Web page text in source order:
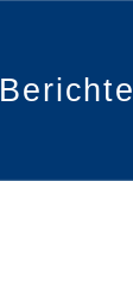
Berichte